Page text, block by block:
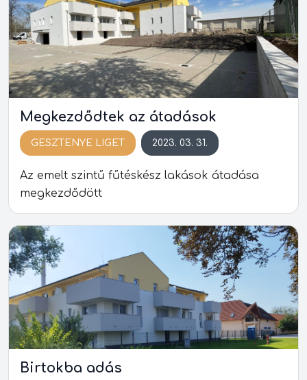
Megkezdődtek az átadások
GESZTENYE LIGET 2023. 03. 31.
Az emelt szintű fűtéskész lakások átadása
megkezdődött
Birtokba adás